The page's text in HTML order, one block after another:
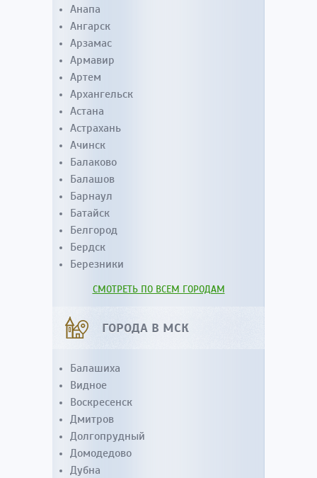
Анапа
Ангарск
Арзамас
Армавир
Артем
Архангельск
Астана
Астрахань
Ачинск
Балаково
Балашов
Барнаул
Батайск
Белгород
Бердск
Березники
СМОТРЕТЬ ПО ВСЕМ ГОРОДАМ
ГОРОДА В МСК
Балашиха
Видное
Воскресенск
Дмитров
Долгопрудный
Домодедово
Дубна